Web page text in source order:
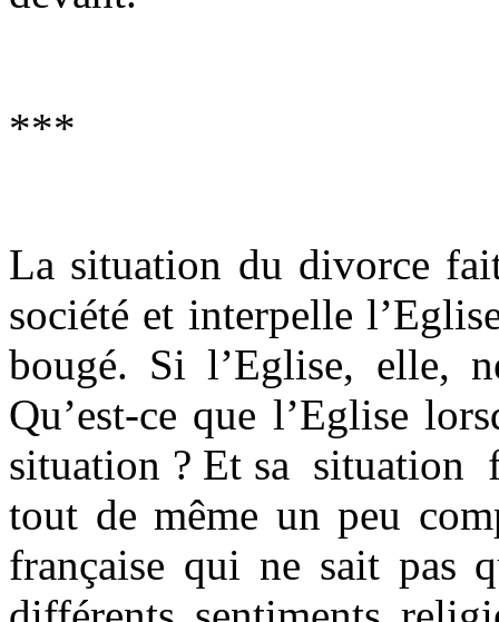
***
La situation du divorce
société et interpelle
bougé. Si l’Eglise, elle,
Qu’est-ce que l’Eglise
situation ? Et sa situation
tout de même un peu
française qui ne sait pas